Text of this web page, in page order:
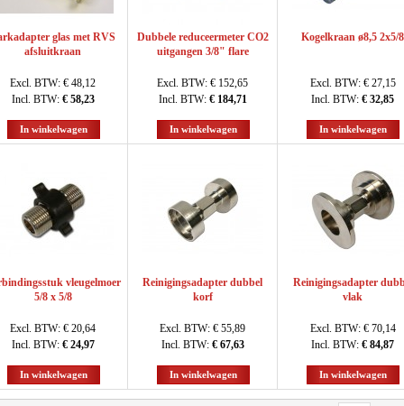
glas met RVS
afsluitkraan
Excl. BTW: € 48,12
Incl. BTW: € 58,23
In winkelwagen
Dubbele reduceermeter CO2
uitgangen 3/8" flare
Excl. BTW: € 152,65
Incl. BTW: € 184,71
In winkelwagen
Kogelkraan ø8,5 2x5/8
Excl. BTW: € 27,15
Incl. BTW: € 32,85
In winkelwagen
vleugelmoer
5/8 x 5/8
Excl. BTW: € 20,64
Incl. BTW: € 24,97
In winkelwagen
Reinigingsadapter dubbel
korf
Excl. BTW: € 55,89
Incl. BTW: € 67,63
In winkelwagen
Reinigingsadapter
vlak
Excl. BTW: € 70,14
Incl. BTW: € 84,87
In winkelwagen